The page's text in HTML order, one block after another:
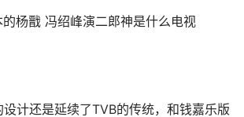
计还是延续了TVB的传统，和钱嘉乐版